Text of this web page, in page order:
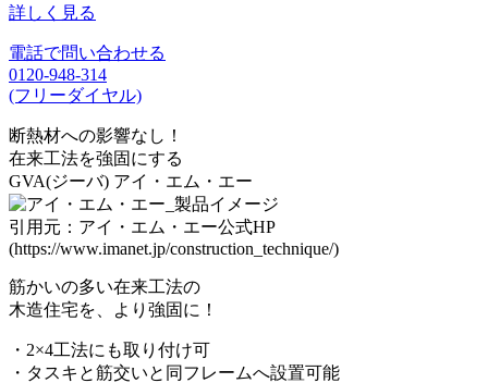
詳しく見る
電話で問い合わせる
0120-948-314
(フリーダイヤル)
断熱材への影響なし！
在来工法を強固にする
GVA(ジーバ) アイ・エム・エー
引用元：アイ・エム・エー公式HP
(https://www.imanet.jp/construction_technique/)
筋かいの多い在来工法の
木造住宅を、より強固に！
・2×4工法にも取り付け可
・タスキと筋交いと同フレームへ設置可能